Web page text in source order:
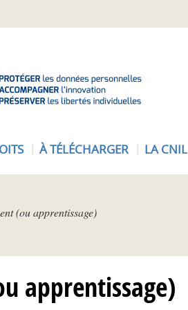
À TÉLÉCHARGER LA CNIL
(ou apprentissage)
apprentissage)